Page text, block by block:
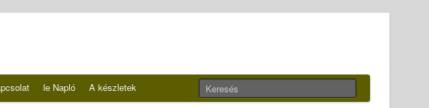
le Napló A készletek